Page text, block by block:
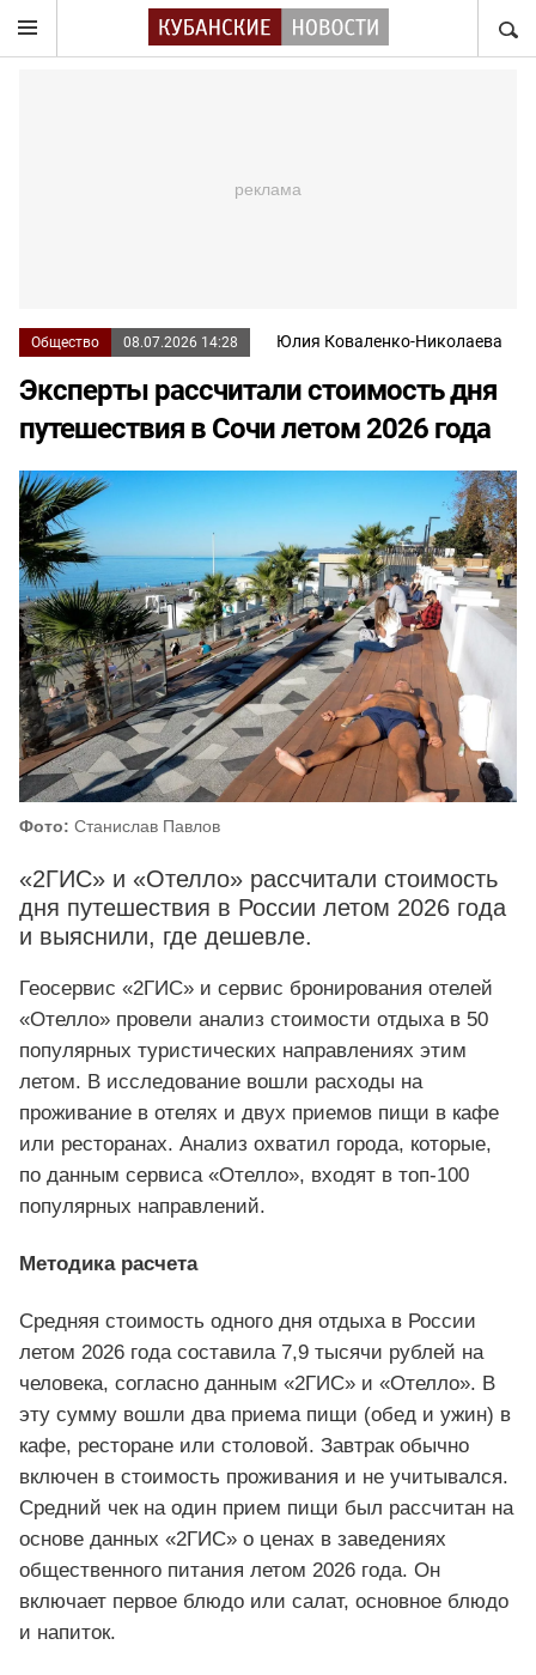
Общество 08.07.2026 14:28 Юлия Коваленко-Николаева
Эксперты рассчитали стоимость дня
путешествия в Сочи летом 2026 года
Фото: Станислав Павлов
«2ГИС» и «Отелло» рассчитали стоимость
дня путешествия в России летом 2026 года
и выяснили, где дешевле.
Геосервис «2ГИС» и сервис бронирования отелей
«Отелло» провели анализ стоимости отдыха в 50
популярных туристических направлениях этим
летом. В исследование вошли расходы на
проживание в отелях и двух приемов пищи в кафе
или ресторанах. Анализ охватил города, которые,
по данным сервиса «Отелло», входят в топ-100
популярных направлений.
Методика расчета
Средняя стоимость одного дня отдыха в России
летом 2026 года составила 7,9 тысячи рублей на
человека, согласно данным «2ГИС» и «Отелло». В
эту сумму вошли два приема пищи (обед и ужин) в
кафе, ресторане или столовой. Завтрак обычно
включен в стоимость проживания и не учитывался.
Средний чек на один прием пищи был рассчитан на
основе данных «2ГИС» о ценах в заведениях
общественного питания летом 2026 года. Он
включает первое блюдо или салат, основное блюдо
и напиток.